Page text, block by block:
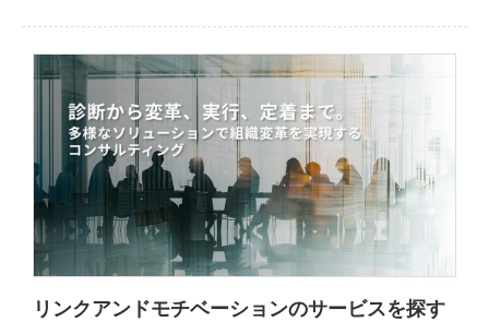
リンクアンドモチベーションのサービスを探す